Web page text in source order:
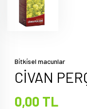
Bi̇tki̇sel macunlar
CİVAN
0,00 TL